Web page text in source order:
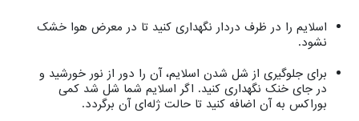
اسلایم را در ظرف دردار نگهداری کنید تا در معرض هوا خشک
نشود.
برای جلوگیری از شل شدن اسلایم، آن را دور از نور خورشید و
در جای خنک نگهداری کنید. اگر اسلایم شما شل شد کمی
بوراکس به آن اضافه کنید تا حالت ژله‌ای آن برگردد.